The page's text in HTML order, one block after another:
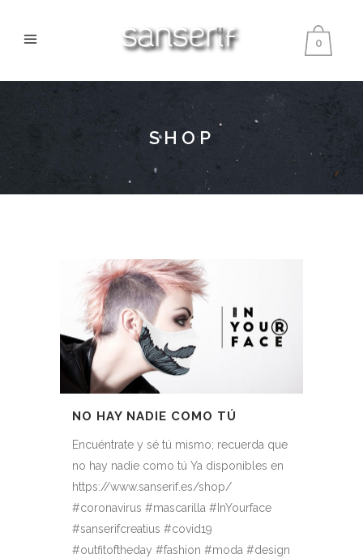
0
SHOP
NO HAY NADIE COMO TÚ
Encuéntrate y sé tú mismo; recuerda que
no hay nadie como tú Ya disponibles en
https://www.sanserif.es/shop/
#coronavirus #mascarilla #InYourface
#sanserifcreatius #covid19
#outfitoftheday #fashion #moda #design